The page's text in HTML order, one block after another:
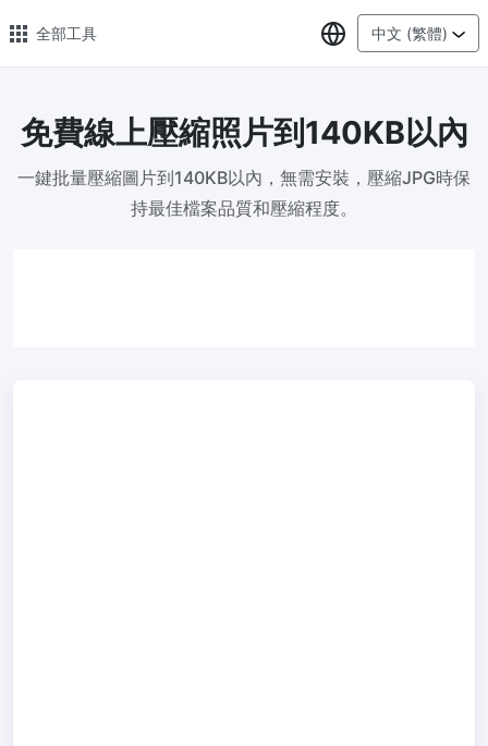
全部工具
🔥 熱門 🔥
圖片格式轉換
輕鬆將PNG、WEBP、BMP、TIFF或RAW格式批量轉換為JPG
選擇語言
中文 (繁體)
免費線上壓縮照片到140KB以內
一鍵批量壓縮圖片到140KB以內，無需安裝，壓縮JPG時保
持最佳檔案品質和壓縮程度。